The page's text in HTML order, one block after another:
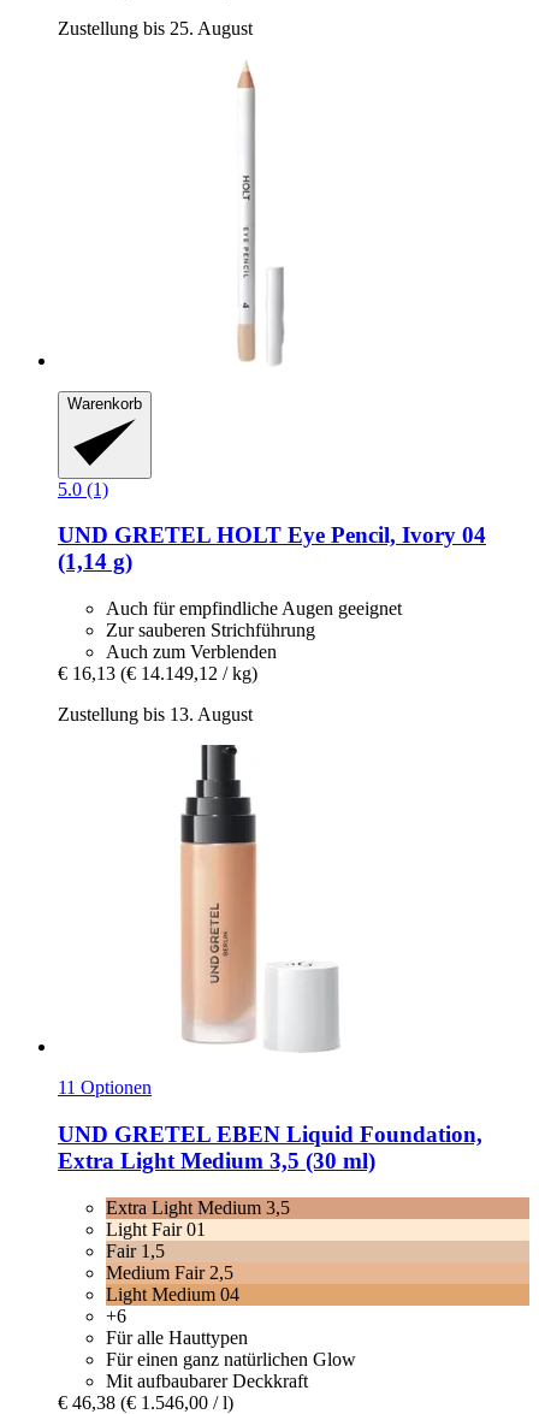
Zustellung bis 25. August
Warenkorb
5.0 (1)
UND GRETEL HOLT Eye Pencil, Ivory 04
(1,14 g)
Auch für empfindliche Augen geeignet
Zur sauberen Strichführung
Auch zum Verblenden
€ 16,13 (€ 14.149,12 / kg)
Zustellung bis 13. August
11 Optionen
UND GRETEL EBEN Liquid Foundation,
Extra Light Medium 3,5 (30 ml)
Extra Light Medium 3,5
Light Fair 01
Fair 1,5
Medium Fair 2,5
Light Medium 04
+6
Für alle Hauttypen
Für einen ganz natürlichen Glow
Mit aufbaubarer Deckkraft
€ 46,38 (€ 1.546,00 / l)